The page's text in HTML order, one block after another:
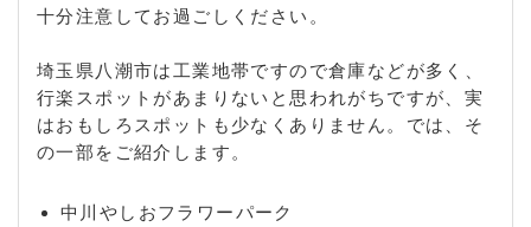
十分注意してお過ごしください。
埼玉県八潮市は工業地帯ですので倉庫などが多く、
行楽スポットがあまりないと思われがちですが、実
はおもしろスポットも少なくありません。では、そ
の一部をご紹介します。
中川やしおフラワーパーク